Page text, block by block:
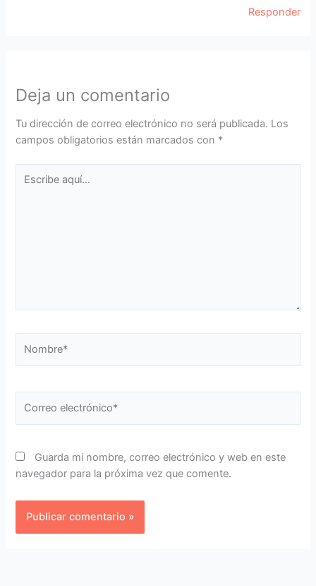
Responder
Deja un comentario
Tu dirección de correo electrónico no será publicada. Los
campos obligatorios están marcados con *
aquí...
electrónico*
Guarda mi nombre, correo electrónico y web en este
navegador para la próxima vez que comente.